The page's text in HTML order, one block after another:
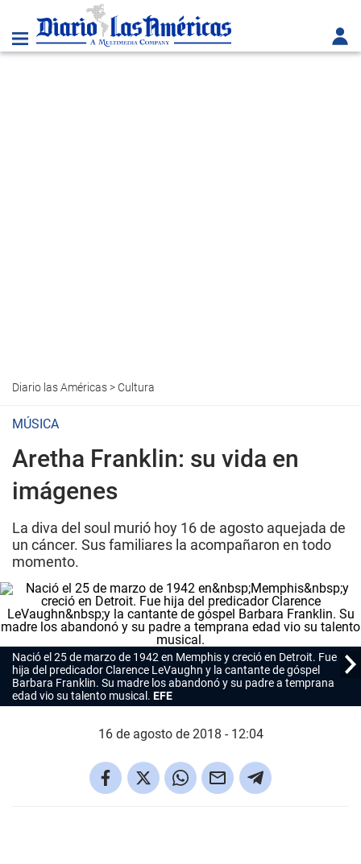
Diario las Américas> Cultura
MÚSICA
Aretha Franklin: su vida en
imágenes
La diva del soul murió hoy 16 de agosto aquejada de
un cáncer. Sus familiares la acompañaron en todo
momento.
Nació el 25 de marzo de 1942 en Memphisy creció en Detroit. Fue
hija del predicador Clarence LeVaughn y la cantante de góspel
Barbara Franklin. Su madre los abandonó y su padre a temprana
edad vio su talento musical. EFE
16 de agosto de 2018 - 12:04